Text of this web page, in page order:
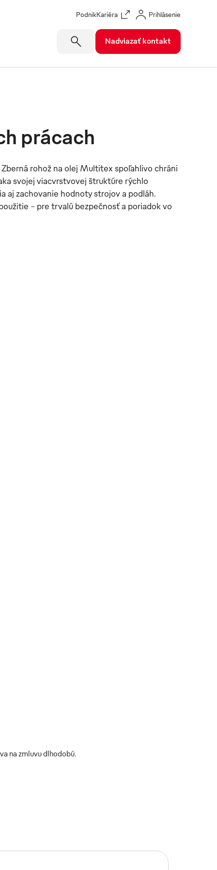
PodnikKariéra Prihlásenie
Nadviazať kontakt
prácach
rohož na olej Multitex spoľahlivo chráni
svojej viacvrstvovej štruktúre rýchlo
aj zachovanie hodnoty strojov a podláh.
– pre trvalú bezpečnosť a poriadok vo
na zmluvu dlhodobú.